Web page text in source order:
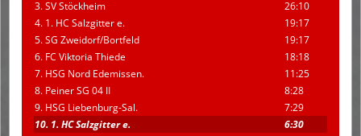
3. SV Stöckheim
26:10
4. 1. HC Salzgitter e.
19:17
5. SG Zweidorf/Bortfeld
19:17
6. FC Viktoria Thiede
18:18
7. HSG Nord Edemissen.
11:25
8. Peiner SG 04 II
8:28
9. HSG Liebenburg-Sal.
7:29
10. 1. HC Salzgitter e.
6:30